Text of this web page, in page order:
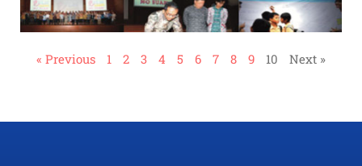
« Previous 1 2 3 4 5 6 7 8 9 10 Next »